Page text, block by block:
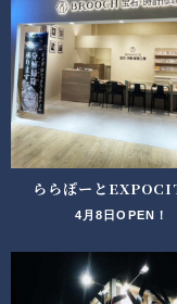
ららぽーと
4月8日OPEN！